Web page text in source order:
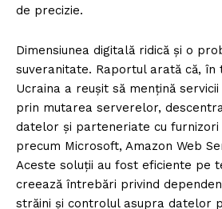
de precizie.
Dimensiunea digitală ridică și o
suveranitate. Raportul arată că, în
Ucraina a reușit să mențină
prin mutarea serverelor,
datelor și parteneriate cu furnizori
precum Microsoft, Amazon Web
Aceste soluții au fost eficiente pe
creează întrebări privind
străini și controlul asupra datelor